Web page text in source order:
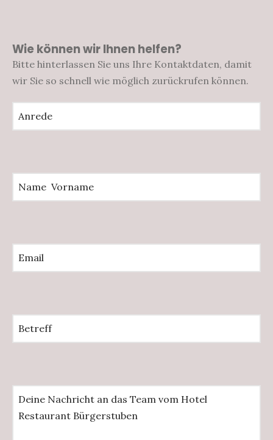
Wie können wir Ihnen helfen?
Bitte hinterlassen Sie uns Ihre Kontaktdaten, damit
wir Sie so schnell wie möglich zurückrufen können.